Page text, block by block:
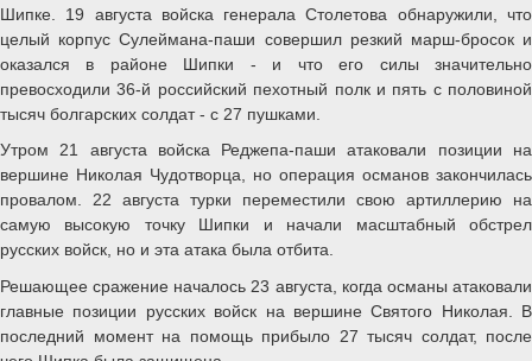
Шипке. 19 августа войска генерала Столетова обнаружили, что
целый корпус Сулеймана-паши совершил резкий марш-бросок и
оказался в районе Шипки - и что его силы значительно
превосходили 36-й российский пехотный полк и пять с половиной
тысяч болгарских солдат - с 27 пушками.
Утром 21 августа войска Реджепа-паши атаковали позиции на
вершине Николая Чудотворца, но операция османов закончилась
провалом. 22 августа турки переместили свою артиллерию на
самую высокую точку Шипки и начали масштабный обстрел
русских войск, но и эта атака была отбита.
Решающее сражение началось 23 августа, когда османы атаковали
главные позиции русских войск на вершине Святого Николая. В
последний момент на помощь прибыло 27 тысяч солдат, после